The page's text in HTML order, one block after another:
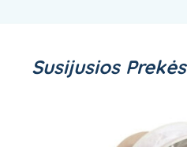
Susijusios Prekės